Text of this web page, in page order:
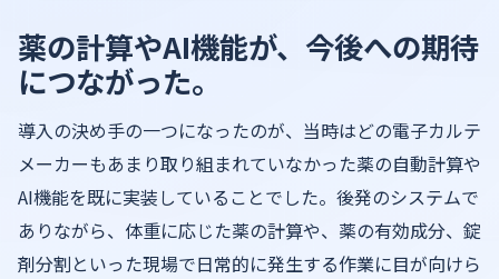
薬の計算やAI機能が、今後への期待
につながった。
導入の決め手の一つになったのが、当時はどの電子カルテ
メーカーもあまり取り組まれていなかった薬の自動計算や
AI機能を既に実装していることでした。後発のシステムで
ありながら、体重に応じた薬の計算や、薬の有効成分、錠
剤分割といった現場で日常的に発生する作業に目が向けら